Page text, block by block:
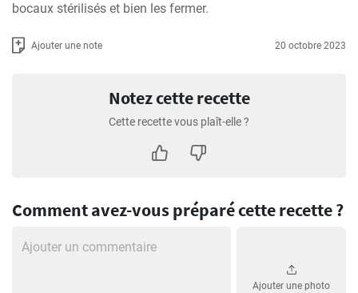
bocaux stérilisés et bien les fermer.
Ajouter une note 20 octobre 2023
Notez cette recette
Cette recette vous plaît-elle ?
Comment avez-vous préparé cette recette ?
Ajouter une photo